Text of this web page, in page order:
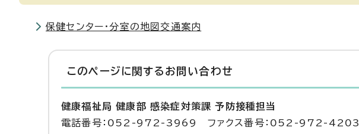
保健センター・分室の地図交通案内
このページに関する お問い合わせ
健康福祉局 健康部 感染症対策課 予防接種担当
電話番号：052-972-3969 ファクス番号：052-972-4203